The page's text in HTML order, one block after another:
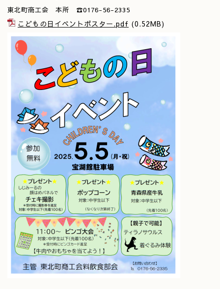
東北町商工会 本所 ☎0176-56-2335
こどもの日イベントポスター.pdf (0.52MB)